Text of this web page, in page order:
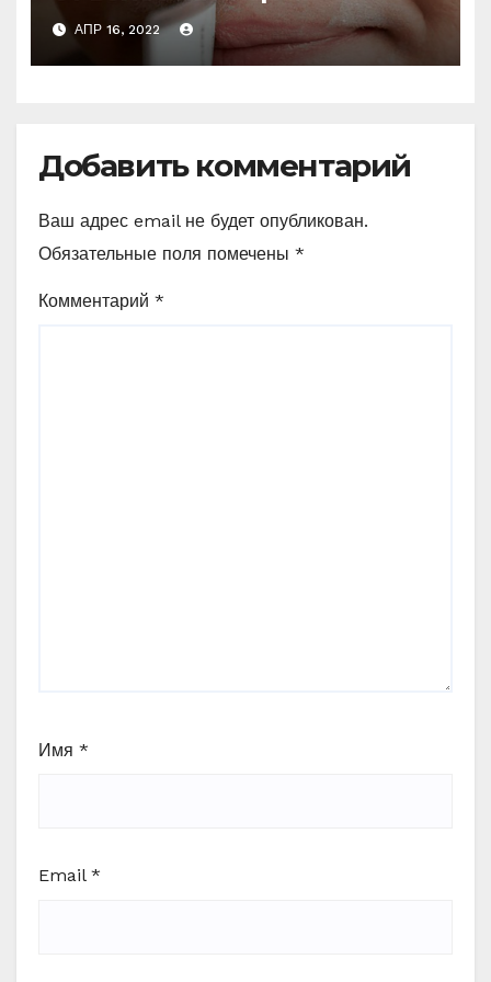
Пользуюсь этим трюком
постоянно
АПР 16, 2022
Добавить комментарий
Ваш адрес email не будет опубликован.
Обязательные поля помечены *
Комментарий *
Имя *
Email *